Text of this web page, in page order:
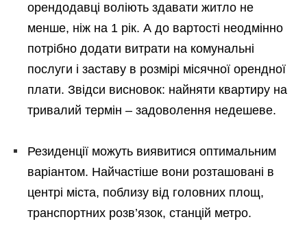
орендодавці воліють здавати житло не
менше, ніж на 1 рік. А до вартості неодмінно
потрібно додати витрати на комунальні
послуги і заставу в розмірі місячної орендної
плати. Звідси висновок: найняти квартиру на
тривалий термін – задоволення недешеве.
Резиденції можуть виявитися оптимальним
варіантом. Найчастіше вони розташовані в
центрі міста, поблизу від головних площ,
транспортних розв’язок, станцій метро.